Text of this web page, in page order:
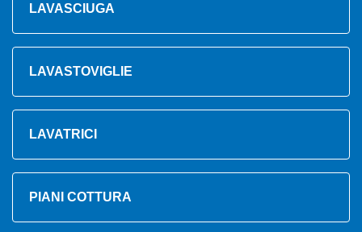
LAVASCIUGA
LAVASTOVIGLIE
LAVATRICI
PIANI COTTURA